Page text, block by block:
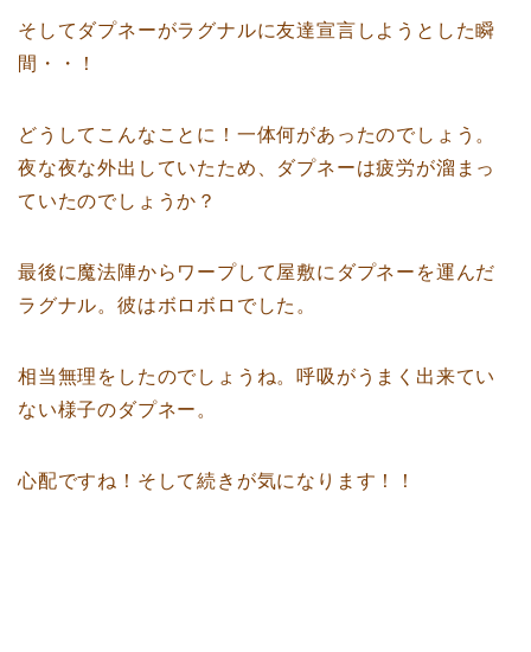
そしてダプネーがラグナルに友達宣言しようとした瞬
間・・！
どうしてこんなことに！一体何があったのでしょう。
夜な夜な外出していたため、ダプネーは疲労が溜まっ
ていたのでしょうか？
最後に魔法陣からワープして屋敷にダプネーを運んだ
ラグナル。彼はボロボロでした。
相当無理をしたのでしょうね。呼吸がうまく出来てい
ない様子のダプネー。
心配ですね！そして続きが気になります！！